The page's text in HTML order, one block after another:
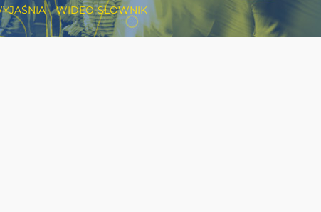
WIDEO-SŁOWNIK